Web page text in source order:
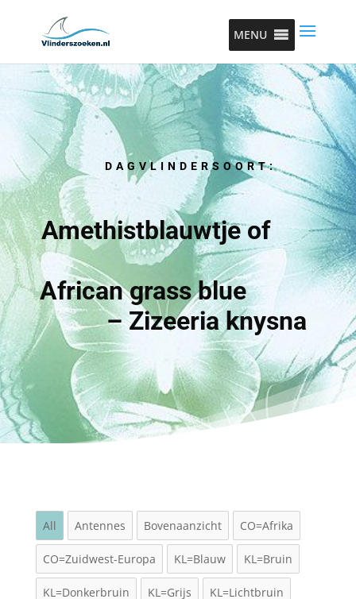
MENU
DAGVLINDERSOORT:
Amethistblauwtje of
African grass blue
– Zizeeria knysna
All Antennes Bovenaanzicht CO=Afrika
CO=Zuidwest-Europa KL=Blauw KL=Bruin
KL=Donkerbruin KL=Grijs KL=Lichtbruin